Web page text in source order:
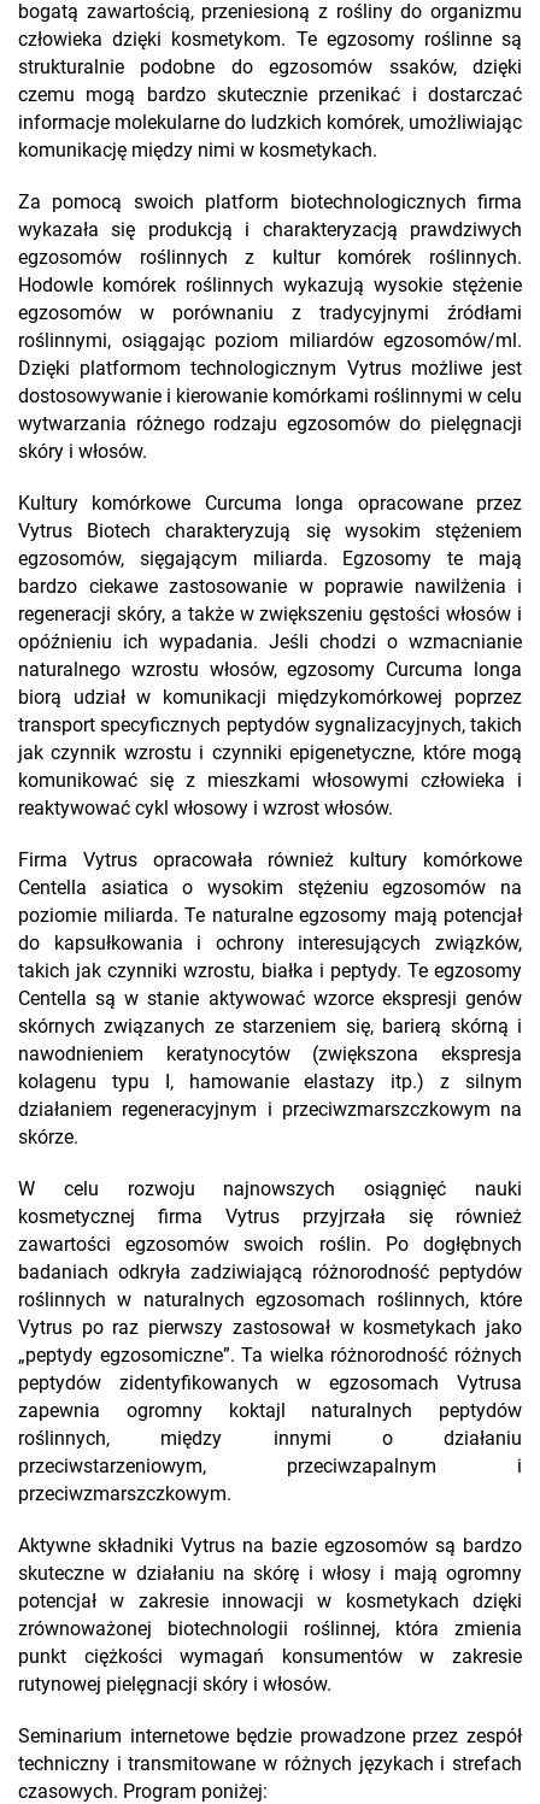
bogatą zawartością, przeniesioną z rośliny do organizmu
człowieka dzięki kosmetykom. Te egzosomy roślinne są
strukturalnie podobne do egzosomów ssaków, dzięki
czemu mogą bardzo skutecznie przenikać i dostarczać
informacje molekularne do ludzkich komórek, umożliwiając
komunikację między nimi w kosmetykach.
Za pomocą swoich platform biotechnologicznych firma
wykazała się produkcją i charakteryzacją prawdziwych
egzosomów roślinnych z kultur komórek roślinnych.
Hodowle komórek roślinnych wykazują wysokie stężenie
egzosomów w porównaniu z tradycyjnymi źródłami
roślinnymi, osiągając poziom miliardów egzosomów/ml.
Dzięki platformom technologicznym Vytrus możliwe jest
dostosowywanie i kierowanie komórkami roślinnymi w celu
wytwarzania różnego rodzaju egzosomów do pielęgnacji
skóry i włosów.
Kultury komórkowe Curcuma longa opracowane przez
Vytrus Biotech charakteryzują się wysokim stężeniem
egzosomów, sięgającym miliarda. Egzosomy te mają
bardzo ciekawe zastosowanie w poprawie nawilżenia i
regeneracji skóry, a także w zwiększeniu gęstości włosów i
opóźnieniu ich wypadania. Jeśli chodzi o wzmacnianie
naturalnego wzrostu włosów, egzosomy Curcuma longa
biorą udział w komunikacji międzykomórkowej poprzez
transport specyficznych peptydów sygnalizacyjnych, takich
jak czynnik wzrostu i czynniki epigenetyczne, które mogą
komunikować się z mieszkami włosowymi człowieka i
reaktywować cykl włosowy i wzrost włosów.
Firma Vytrus opracowała również kultury komórkowe
Centella asiatica o wysokim stężeniu egzosomów na
poziomie miliarda. Te naturalne egzosomy mają potencjał
do kapsułkowania i ochrony interesujących związków,
takich jak czynniki wzrostu, białka i peptydy. Te egzosomy
Centella są w stanie aktywować wzorce ekspresji genów
skórnych związanych ze starzeniem się, barierą skórną i
nawodnieniem keratynocytów (zwiększona ekspresja
kolagenu typu I, hamowanie elastazy itp.) z silnym
działaniem regeneracyjnym i przeciwzmarszczkowym na
skórze.
W celu rozwoju najnowszych osiągnięć nauki
kosmetycznej firma Vytrus przyjrzała się również
zawartości egzosomów swoich roślin. Po dogłębnych
badaniach odkryła zadziwiającą różnorodność peptydów
roślinnych w naturalnych egzosomach roślinnych, które
Vytrus po raz pierwszy zastosował w kosmetykach jako
„peptydy egzosomiczne”. Ta wielka różnorodność różnych
peptydów zidentyfikowanych w egzosomach Vytrusa
zapewnia ogromny koktajl naturalnych peptydów
roślinnych, między innymi o działaniu
przeciwstarzeniowym, przeciwzapalnym i
przeciwzmarszczkowym.
Aktywne składniki Vytrus na bazie egzosomów są bardzo
skuteczne w działaniu na skórę i włosy i mają ogromny
potencjał w zakresie innowacji w kosmetykach dzięki
zrównoważonej biotechnologii roślinnej, która zmienia
punkt ciężkości wymagań konsumentów w zakresie
rutynowej pielęgnacji skóry i włosów.
Seminarium internetowe będzie prowadzone przez zespół
techniczny i transmitowane w różnych językach i strefach
czasowych. Program poniżej: